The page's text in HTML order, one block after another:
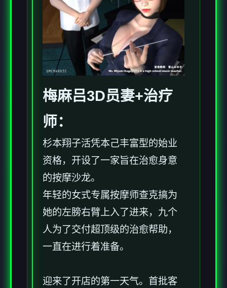
梅麻吕3D员妻+治疗
师：
杉本翔子活凭本己丰富型的始业
资格，开设了一家旨在治愈身意
的按摩沙龙。
年轻的女式专属按摩师查克搞为
她的左膀右臂上入了进来，九个
人为了交付超顶级的治愈帮助，
一直在进行着准备。
迎来了开店的第一天气。首批客